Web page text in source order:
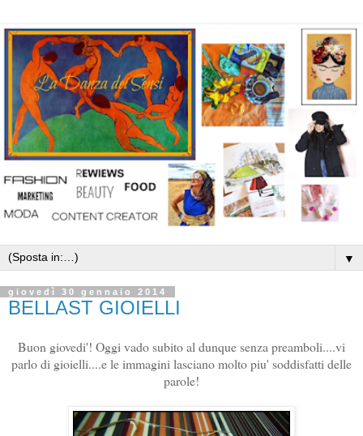
▼
giovedì 30 gennaio 2014
BELLAST GIOIELLI
Buon giovedi'! Oggi vado subito al dunque senza preamboli....vi
parlo di gioielli....e le immagini lasciano molto piu' soddisfatti delle
parole!